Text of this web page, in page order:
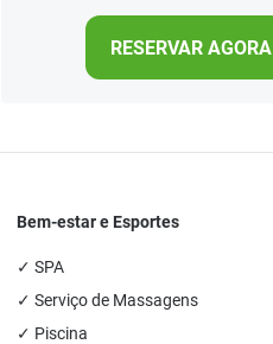
RESERVAR AGORA
Bem-estar e Esportes
✓ SPA
✓ Serviço de Massagens
✓ Piscina